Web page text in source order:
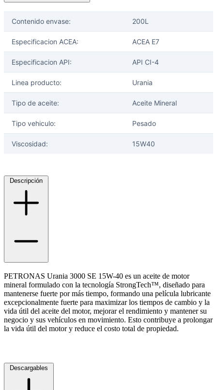
Inicio
Sucursales
Seguimiento de pedidos
¿Quieres trabajar en Antumalal?
Contacto
Reclamos
Contenido envase: 200L
Especificacion ACEA: ACEA E7
Especificacion API: API CI-4
Linea producto: Urania
Tipo de aceite: Aceite Mineral
Tipo vehiculo: Pesado
Viscosidad: 15W40
Descripción
PETRONAS Urania 3000 SE 15W-40 es un aceite de motor
mineral formulado con la tecnología StrongTech™, diseñado para
mantenerse fuerte por más tiempo, formando una película lubricante
excepcionalmente fuerte para maximizar los tiempos de cambio y la
vida útil del aceite del motor, mejorar el rendimiento y mantener su
negocio y sus vehículos en movimiento. Esto contribuye a prolongar
la vida útil del motor y reduce el costo total de propiedad.
Descargables